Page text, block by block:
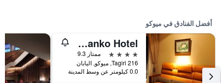
أفضل الفنادق في ميوكو
Akakura Kanko Hotel
4 نجوم
ممتاز 9.3
Tagiri 216, ميوكو, اليابان
0.0 كيلومتر عن وسط المدينة